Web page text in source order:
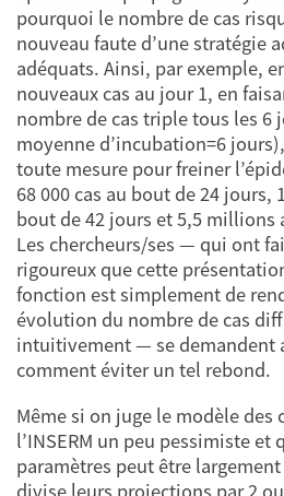
pourquoi le nombre de cas
nouveau faute d’une stratégie
adéquats. Ainsi, par exemple,
nouveaux cas au jour 1, en
nombre de cas triple tous les 6
moyenne d’incubation=6
toute mesure pour freiner
68 000 cas au bout de 24 jours,
bout de 42 jours et 5,5 millions
Les chercheurs/ses — qui ont
rigoureux que cette
fonction est simplement de
évolution du nombre de cas
intuitivement — se demandent
comment éviter un tel rebond.
Même si on juge le modèle des
l’INSERM un peu pessimiste et
paramètres peut être
divise leurs projections par 2